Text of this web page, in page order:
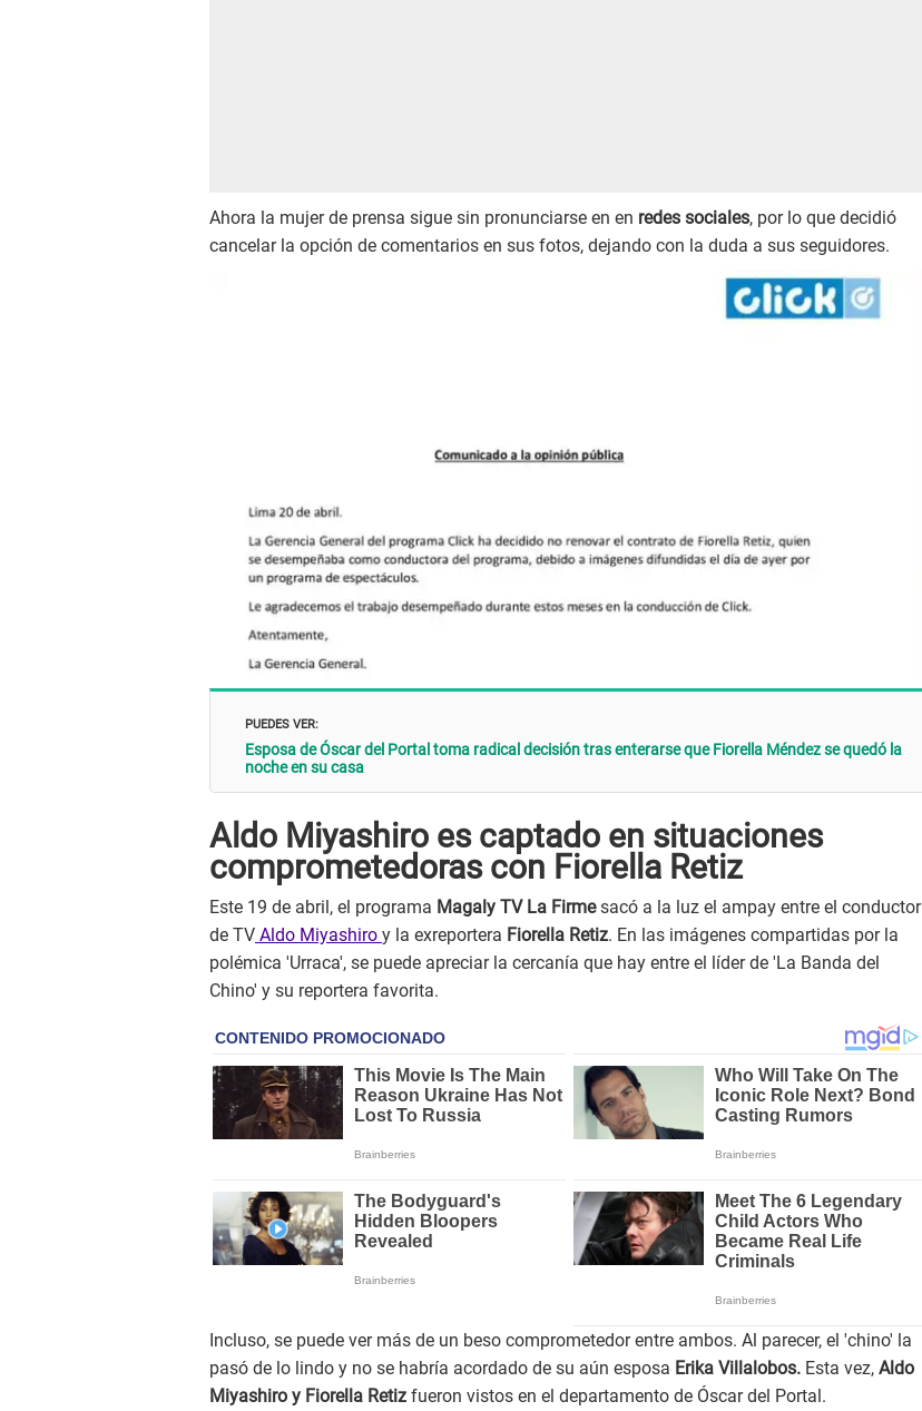
Ahora la mujer de prensa sigue sin pronunciarse en en redes sociales, por lo que decidió
cancelar la opción de comentarios en sus fotos, dejando con la duda a sus seguidores.
PUEDES VER:
Esposa de Óscar del Portal toma radical decisión tras enterarse que Fiorella Méndez se quedó la
noche en su casa
Aldo Miyashiro es captado en situaciones
comprometedoras con Fiorella Retiz
Este 19 de abril, el programa Magaly TV La Firmesacó a la luz el ampay entre el conductor
de TV Aldo Miyashiro y la exreportera Fiorella Retiz. En las imágenes compartidas por la
polémica 'Urraca', se puede apreciar la cercanía que hay entre el líder de 'La Banda del
Chino' y su reportera favorita.
Incluso, se puede ver más de un beso comprometedor entre ambos. Al parecer, el 'chino' la
pasó de lo lindo y no se habría acordado de su aún esposa Erika Villalobos. Esta vez, Aldo
Miyashiro y Fiorella Retiz fueron vistos en el departamento de Óscar del Portal.